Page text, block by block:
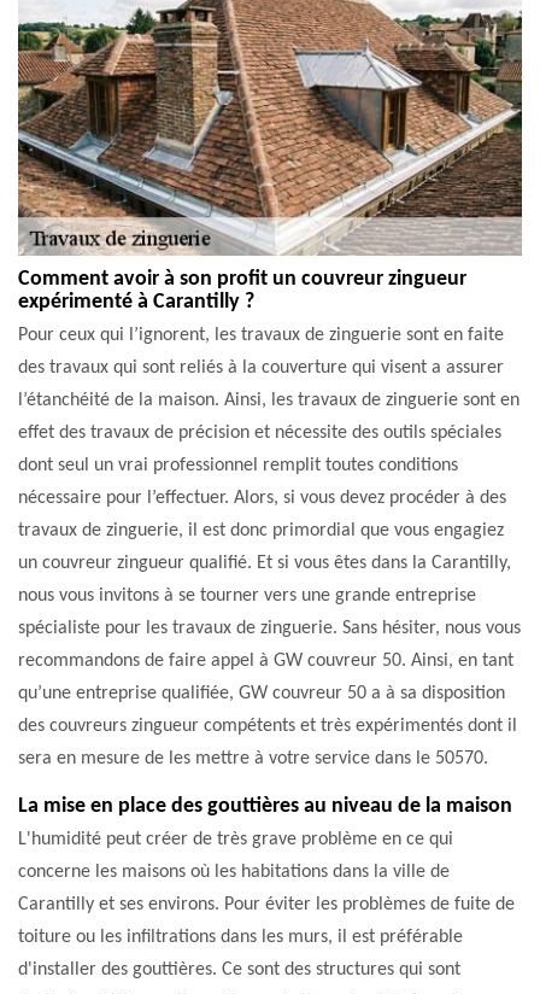
Comment avoir à son profit un couvreur zingueur
expérimenté à Carantilly ?
Pour ceux qui l’ignorent, les travaux de zinguerie sont en faite
des travaux qui sont reliés à la couverture qui visent a assurer
l’étanchéité de la maison. Ainsi, les travaux de zinguerie sont en
effet des travaux de précision et nécessite des outils spéciales
dont seul un vrai professionnel remplit toutes conditions
nécessaire pour l’effectuer. Alors, si vous devez procéder à des
travaux de zinguerie, il est donc primordial que vous engagiez
un couvreur zingueur qualifié. Et si vous êtes dans la Carantilly,
nous vous invitons à se tourner vers une grande entreprise
spécialiste pour les travaux de zinguerie. Sans hésiter, nous vous
recommandons de faire appel à GW couvreur 50. Ainsi, en tant
qu’une entreprise qualifiée, GW couvreur 50 a à sa disposition
des couvreurs zingueur compétents et très expérimentés dont il
sera en mesure de les mettre à votre service dans le 50570.
La mise en place des gouttières au niveau de la maison
L'humidité peut créer de très grave problème en ce qui
concerne les maisons où les habitations dans la ville de
Carantilly et ses environs. Pour éviter les problèmes de fuite de
toiture ou les infiltrations dans les murs, il est préférable
d'installer des gouttières. Ce sont des structures qui sont